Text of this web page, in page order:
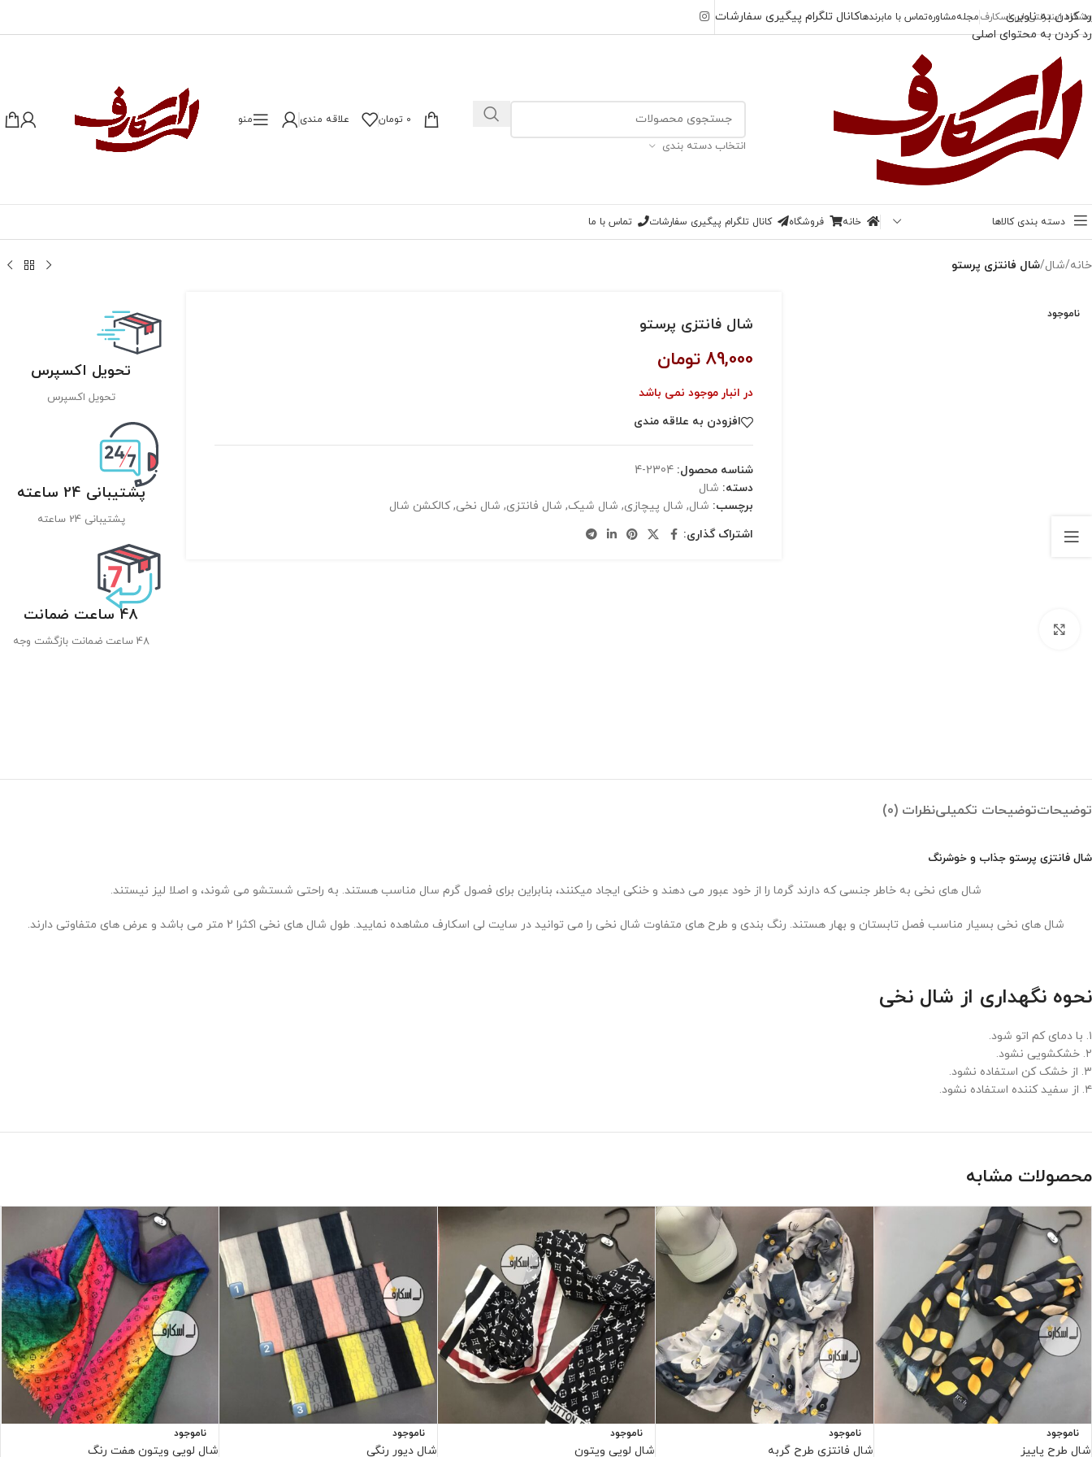
رد کردن به ناوبری
رد کردن به محتوای اصلی
اینترنتی لی اسکارفمجلهمشاورهتماس با مابرندهاکانال تلگرام پیگیری سفارشات
انتخاب دسته بندی
0 تومان علاقه مندی منو
دسته بندی کالاها خانه فروشگاه کانال تلگرام پیگیری سفارشات تماس با ما
خانه/شال/شال فانتزی پرستو
ناموجود
شال فانتزی پرستو
89,000 تومان
در انبار موجود نمی باشد
افزودن به علاقه مندی
شناسه محصول: 2304-4
دسته: شال
برچسب: شال, شال پیچازی, شال شیک, شال فانتزی, شال نخی, کالکشن شال
اشتراک گذاری:
تحویل اکسپرس
تحویل اکسپرس
پشتیبانی 24 ساعته
پشتیبانی 24 ساعته
48 ساعت ضمانت
48 ساعت ضمانت بازگشت وجه
توضیحاتتوضیحات تکمیلینظرات (0)
شال فانتزی پرستو جذاب و خوشرنگ
شال های نخی به خاطر جنسی که دارند گرما را از خود عبور می دهند و خنکی ایجاد میکنند، بنابراین برای فصول گرم سال مناسب هستند. به راحتی شستشو می شوند، و اصلا لیز نیستند.
شال های نخی بسیار مناسب فصل تابستان و بهار هستند. رنگ بندی و طرح های متفاوت شال نخی را می توانید در سایت لی اسکارف مشاهده نمایید. طول شال های نخی اکثرا 2 متر می باشد و عرض های متفاوتی دارند.
نحوه نگهداری از شال نخی
۱. با دمای کم اتو شود.
۲. خشکشویی نشود.
۳. از خشک کن استفاده نشود.
۴. از سفید کننده استفاده نشود.
محصولات مشابه
ناموجود
شال طرح پاییز
ناموجود
شال فانتزی طرح گربه
ناموجود
شال لویی ویتون
ناموجود
شال دیور رنگی
ناموجود
شال لویی ویتون هفت رنگ